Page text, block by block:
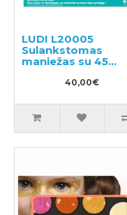
LUDI L20005
Sulankstomas
maniežas su 45
kamuoliukais
40,00€